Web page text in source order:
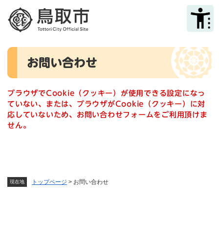
メニューを飛ばして本文へ
現在地 トップページ > お問い合わせ
本
お問い合わせ
ブラウザでCookie（クッキー）が使用できる設定になっ
ていない、または、ブラウザがCookie（クッキー）に対
応していないため、お問い合わせフォームをご利用頂けま
せん。